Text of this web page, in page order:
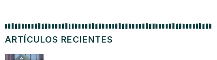
ARTÍCULOS RECIENTES